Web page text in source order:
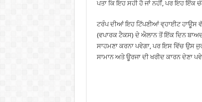
ਪਤਾ ਕਿ ਇਹ ਸਹੀ ਹੈ ਜਾਂ ਨਹੀਂ, ਪਰ ਇਹ ਇੱਕ
ਟਰੰਪ ਦੀਆਂ ਇਹ ਟਿੱਪਣੀਆਂ ਵ੍ਹਾਈਟ ਹਾਊਸ
(ਵਪਾਰਕ ਟੈਕਸ) ਦੇ ਐਲਾਨ ਤੋਂ ਇੱਕ ਦਿਨ
ਸਾਹਮਣਾ ਕਰਨਾ ਪਵੇਗਾ, ਪਰ ਇਸ ਵਿੱਚ ਉਸ
ਸਾਮਾਨ ਅਤੇ ਊਰਜਾ ਦੀ ਖਰੀਦ ਕਾਰਨ ਦੇਣਾ